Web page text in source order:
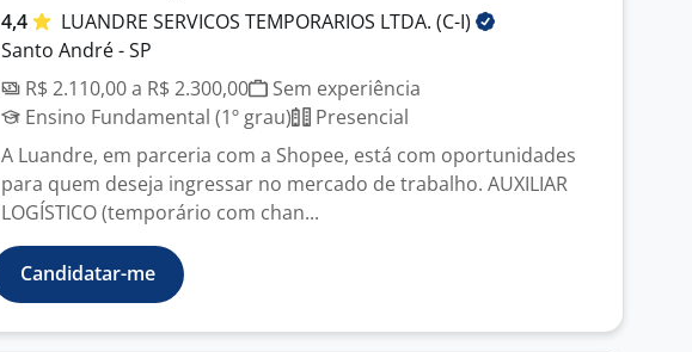
4,4 LUANDRE SERVICOS TEMPORARIOS LTDA. (C-I)
Santo André - SP
R$ 2.110,00 a R$ 2.300,00
Sem experiência
Ensino Fundamental (1º grau)
Presencial
A Luandre, em parceria com a Shopee, está com oportunidades
para quem deseja ingressar no mercado de trabalho. AUXILIAR
LOGÍSTICO (temporário com chan...
Candidatar-me